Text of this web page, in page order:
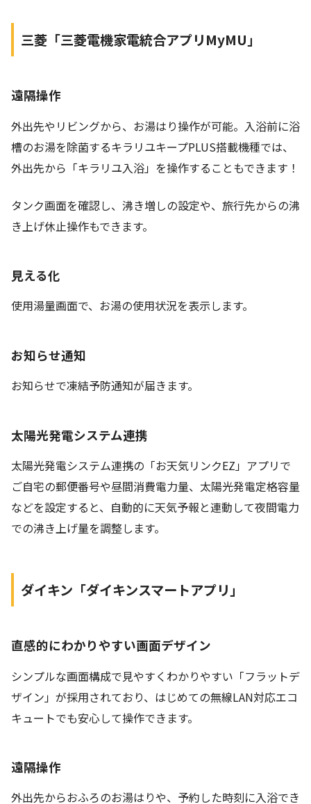
三菱「三菱電機家電統合アプリMyMU」
遠隔操作
外出先やリビングから、お湯はり操作が可能。入浴前に浴
槽のお湯を除菌するキラリユキープPLUS搭載機種では、
外出先から「キラリユ入浴」を操作することもできます！
タンク画面を確認し、沸き増しの設定や、旅行先からの沸
き上げ休止操作もできます。
見える化
使用湯量画面で、お湯の使用状況を表示します。
お知らせ通知
お知らせで凍結予防通知が届きます。
太陽光発電システム連携
太陽光発電システム連携の「お天気リンクEZ」アプリで
ご自宅の郵便番号や昼間消費電力量、太陽光発電定格容量
などを設定すると、自動的に天気予報と連動して夜間電力
での沸き上げ量を調整します。
ダイキン「ダイキンスマートアプリ」
直感的にわかりやすい画面デザイン
シンプルな画面構成で見やすくわかりやすい「フラットデ
ザイン」が採用されており、はじめての無線LAN対応エコ
キュートでも安心して操作できます。
遠隔操作
外出先からおふろのお湯はりや、予約した時刻に入浴でき